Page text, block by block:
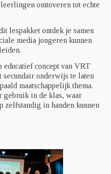
omtoveren tot echte
lespakket ontdek je samen
media jongeren kunnen
educatief concept van VRT
secundair onderwijs te laten
maatschappelijk thema.
gebruik in de klas, waar
in handen kunnen